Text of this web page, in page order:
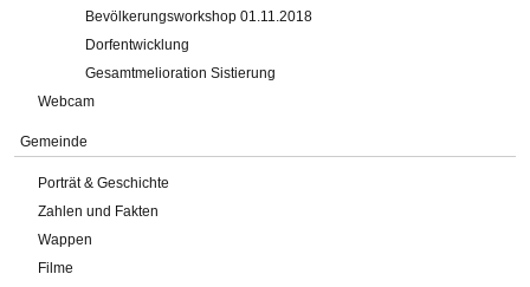
Bevölkerungsworkshop 01.11.2018
Dorfentwicklung
Gesamtmelioration Sistierung
Webcam
Gemeinde
Porträt & Geschichte
Zahlen und Fakten
Wappen
Filme